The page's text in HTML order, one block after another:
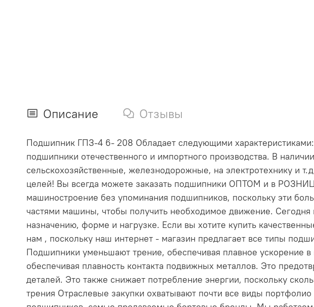
Описание Отзывы
Подшипник ГПЗ-4 6- 208 Обладает следующими
подшипники отечественного и импортного производства. В
сельскохозяйственные, железнодорожные, на электротехнику и
целей! Вы всегда можете заказать подшипники ОПТОМ и в
машиностроение без упоминания подшипников, поскольку эти
частями машины, чтобы получить необходимое движение.
назначению, форме и нагрузке. Если вы хотите купить
нам , поскольку наш интернет - магазин предлагает все типы
Подшипники уменьшают трение, обеспечивая плавное ускорение
обеспечивая плавность контакта подвижных металлов. Это
деталей. Это также снижает потребление энергии, поскольку
трения Отраслевые закупки охватывают почти все виды